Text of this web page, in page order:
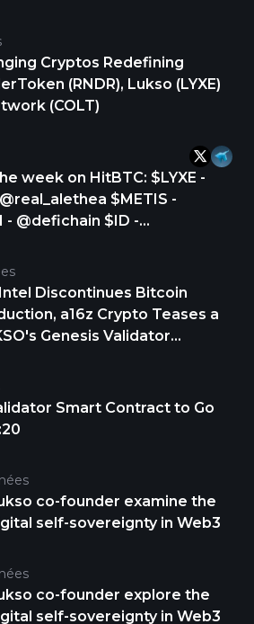
1PMLn84lpL
Cryptos Redefining
(RNDR), Lukso (LYXE)
(COLT)
on HitBTC: $LYXE -
Discontinues Bitcoin
a16z Crypto Teases a
Genesis Validator
Smart Contract to Go
co-founder examine the
self-sovereignty in Web3
co-founder explore the
self-sovereignty in Web3